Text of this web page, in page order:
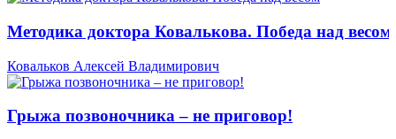
Методика доктора Ковалькова. Победа над весом
Ковальков Алексей Владимирович
Грыжа позвоночника – не приговор!